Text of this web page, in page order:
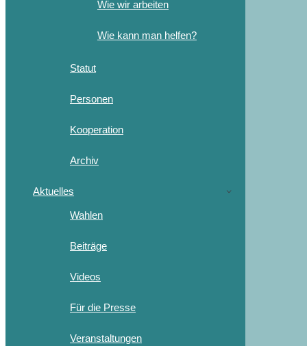
Wie wir arbeiten
Wie kann man helfen?
Statut
Personen
Kooperation
Archiv
Aktuelles
Wahlen
Beiträge
Videos
Für die Presse
Veranstaltungen